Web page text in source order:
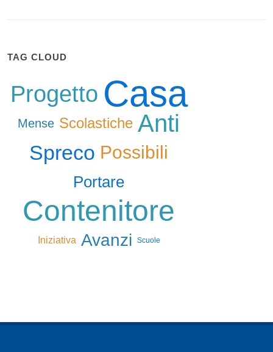
TAG CLOUD
Progetto Casa
Mense Scolastiche Anti
Spreco Possibili
Portare
Contenitore
Iniziativa Avanzi Scuole